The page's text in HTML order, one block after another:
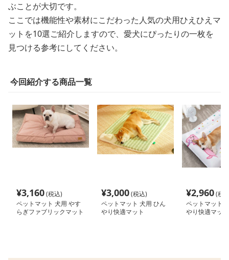
ぶことが大切です。
ここでは機能性や素材にこだわった人気の犬用ひえひえマ
ットを10選ご紹介しますので、愛犬にぴったりの一枚を
見つける参考にしてください。
今回紹介する商品一覧
¥3,160(税込)
ペットマット 犬用 やす
らぎファブリックマット
¥3,000(税込)
ペットマット 犬用 ひん
やり快適マット
¥2,960(税
ペットマット
やり快適マット